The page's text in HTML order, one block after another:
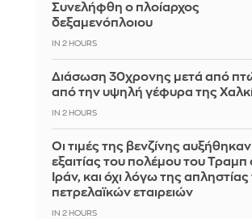
Συνελήφθη ο πλοίαρχος
δεξαμενόπλοιου
IN 2 HOURS
Διάσωση 30χρονης μετά από
από την υψηλή γέφυρα της
IN 2 HOURS
Οι τιμές της βενζίνης αυξήθηκαν
εξαιτίας του πολέμου του Τραμπ
Ιράν, και όχι λόγω της
πετρελαϊκών εταιρειών
IN 2 HOURS